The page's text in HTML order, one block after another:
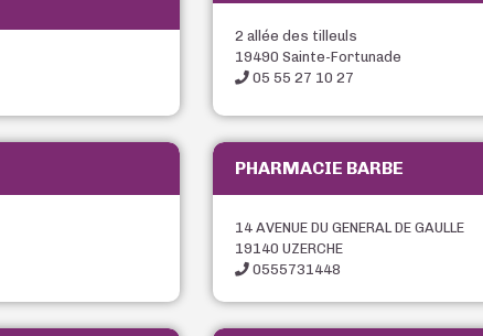
2 allée des tilleuls
19490 Sainte-Fortunade
05 55 27 10 27
PHARMACIE BARBE
14 AVENUE DU GENERAL DE GAULLE
19140 UZERCHE
0555731448